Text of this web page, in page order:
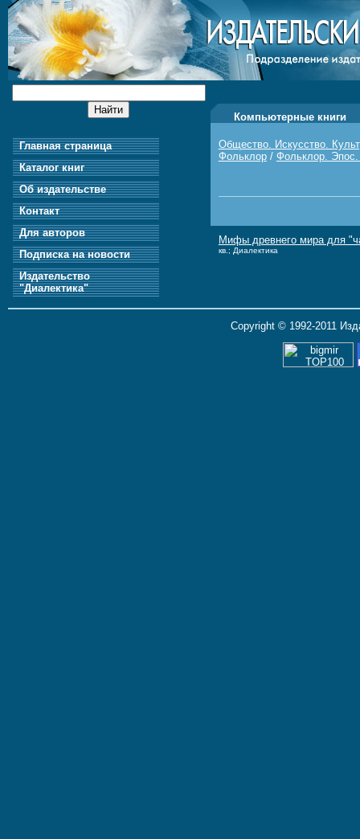
Главная страница
Каталог книг
Об издательстве
Контакт
Для авторов
Подписка на новости
Издательство
"Диалектика"
Компьютерные книги
Общество. Искусство.
Фольклор/ Фольклор.
Мифы древнего мира для
кв.; Диалектика
Copyright © 1992-2011